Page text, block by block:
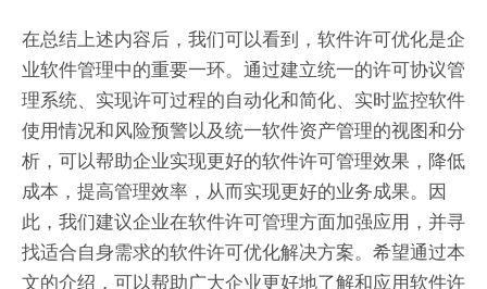
在总结上述内容后，我们可以看到，软件许可优化是企
业软件管理中的重要一环。通过建立统一的许可协议管
理系统、实现许可过程的自动化和简化、实时监控软件
使用情况和风险预警以及统一软件资产管理的视图和分
析，可以帮助企业实现更好的软件许可管理效果，降低
成本，提高管理效率，从而实现更好的业务成果。因
此，我们建议企业在软件许可管理方面加强应用，并寻
找适合自身需求的软件许可优化解决方案。希望通过本
文的介绍，可以帮助广大企业更好地了解和应用软件许